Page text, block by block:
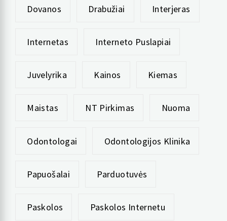
Dovanos Drabužiai Interjeras
Internetas Interneto Puslapiai
Juvelyrika Kainos Kiemas
Maistas NT Pirkimas Nuoma
Odontologai Odontologijos Klinika
Papuošalai Parduotuvės
Paskolos Paskolos Internetu